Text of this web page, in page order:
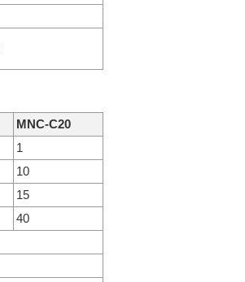
MNC-C20
1
10
15
40